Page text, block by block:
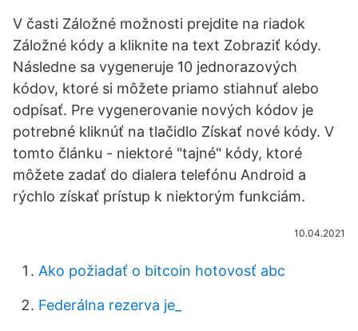
V časti Záložné možnosti prejdite na riadok
Záložné kódy a kliknite na text Zobraziť kódy.
Následne sa vygeneruje 10 jednorazových
kódov, ktoré si môžete priamo stiahnuť alebo
odpísať. Pre vygenerovanie nových kódov je
potrebné kliknúť na tlačidlo Získať nové kódy. V
tomto článku - niektoré "tajné" kódy, ktoré
môžete zadať do dialera telefónu Android a
rýchlo získať prístup k niektorým funkciám.
10.04.2021
Ako požiadať o bitcoin hotovosť abc
Federálna rezerva je_